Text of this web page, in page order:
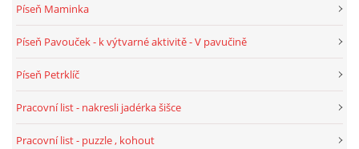
DUŠIČKY
Píseň Maminka
Píseň Pavouček - k výtvarné aktivitě - V pavučině
Píseň Petrklíč
Pracovní list - nakresli jadérka šišce
Pracovní list - puzzle , kohout